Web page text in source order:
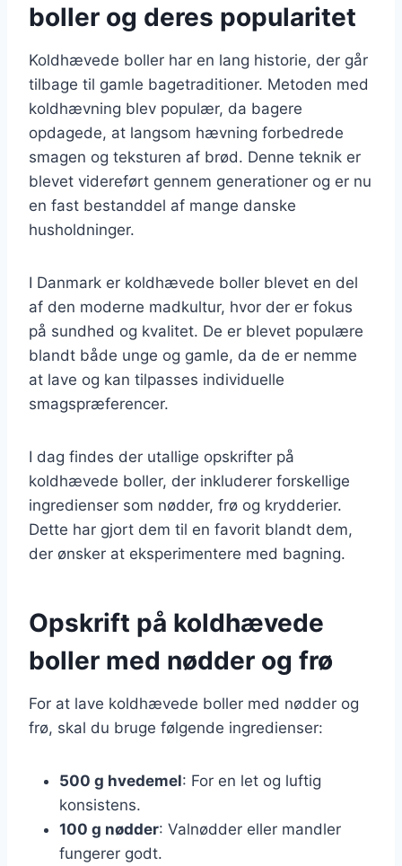
boller og deres popularitet
Koldhævede boller har en lang historie, der går
tilbage til gamle bagetraditioner. Metoden med
koldhævning blev populær, da bagere
opdagede, at langsom hævning forbedrede
smagen og teksturen af brød. Denne teknik er
blevet videreført gennem generationer og er nu
en fast bestanddel af mange danske
husholdninger.
I Danmark er koldhævede boller blevet en del
af den moderne madkultur, hvor der er fokus
på sundhed og kvalitet. De er blevet populære
blandt både unge og gamle, da de er nemme
at lave og kan tilpasses individuelle
smagspræferencer.
I dag findes der utallige opskrifter på
koldhævede boller, der inkluderer forskellige
ingredienser som nødder, frø og krydderier.
Dette har gjort dem til en favorit blandt dem,
der ønsker at eksperimentere med bagning.
Opskrift på koldhævede
boller med nødder og frø
For at lave koldhævede boller med nødder og
frø, skal du bruge følgende ingredienser:
500 g hvedemel: For en let og luftig
konsistens.
100 g nødder: Valnødder eller mandler
fungerer godt.